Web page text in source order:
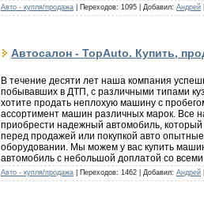
Авто - купля/продажа | Переходов: 1095 | Добавил: Андрей
Автосалон - TopAuto. Купить,
В течение десяти лет наша компания
побывавших в ДТП, с различными типами
хотите продать неплохую машину с
ассортимент машин различных марок. Все
приобрести надежный автомобиль, который
перед продажей или покупкой авто
оборудовании. Мы можем у вас купить
автомобиль с небольшой доплатой со
Авто - купля/продажа | Переходов: 1462 | Добавил: Андрей